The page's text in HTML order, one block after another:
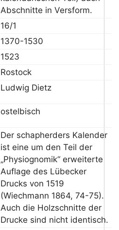
Abschnitte in Versform.
16/1
1370-1530
1523
Rostock
Ludwig Dietz
ostelbisch
Der schapherders Kalender
ist eine um den Teil der
„Physiognomik“ erweiterte
Auflage des Lübecker
Drucks von 1519
(Wiechmann 1864, 74-75).
Auch die Holzschnitte der
Drucke sind nicht identisch.